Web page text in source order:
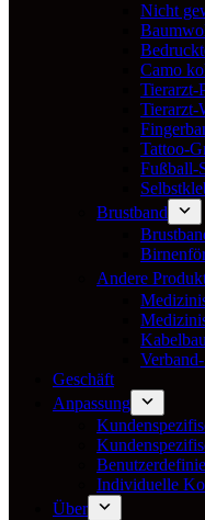
Nicht
Camo
Tierarzt-
Tierarzt-
Tattoo-
Fußball-
Brustband
Andere
Geschäft
Anpassung
Individuelle
Über